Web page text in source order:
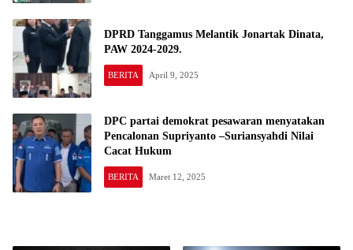
DPRD Tanggamus Melantik Jonartak Dinata,
PAW 2024-2029.
BERITA April 9, 2025
DPC partai demokrat pesawaran menyatakan
Pencalonan Supriyanto –Suriansyahdi Nilai
Cacat Hukum
BERITA Maret 12, 2025